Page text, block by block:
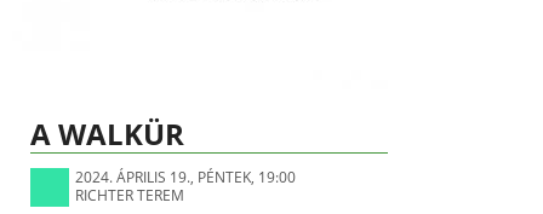
A WALKÜR
2024. ÁPRILIS 19., PÉNTEK, 19:00
RICHTER TEREM